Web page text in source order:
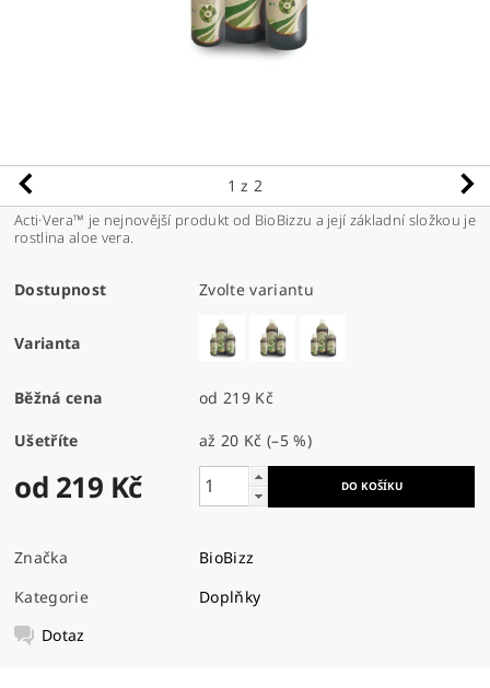
1 z 2
Acti·Vera™ je nejnovější produkt od BioBizzu a její základní složkou je
rostlina aloe vera.
Dostupnost Zvolte variantu
Varianta
Běžná cena od 219 Kč
Ušetříte až 20 Kč (–5 %)
od 219 Kč
Značka
BioBizz
Kategorie
Doplňky
Dotaz